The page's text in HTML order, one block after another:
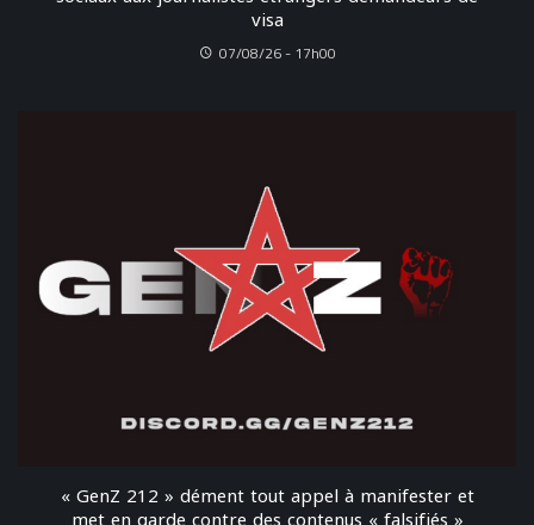
visa
07/08/26 - 17h00
« GenZ 212 » dément tout appel à manifester et